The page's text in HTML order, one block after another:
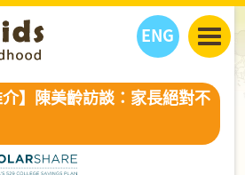
ENG
丫丫看天下
教學活動
丫丫活動
健康生活館
介】陳美齡訪談：家長絕對不